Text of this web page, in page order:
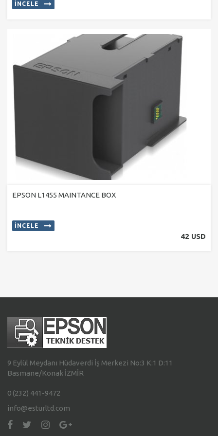
İNCELE
EPSON L1455 MAINTANCE BOX
İNCELE
42 USD
9 Eylül Meydanı Hüdaverdi İş Merkezi No:3 K:1 D:11
Basmane/Konak İZMİR
0 (232) 441-9472
info@esturltd.com